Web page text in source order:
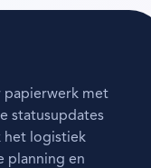
papierwerk met
statusupdates
het logistiek
planning en